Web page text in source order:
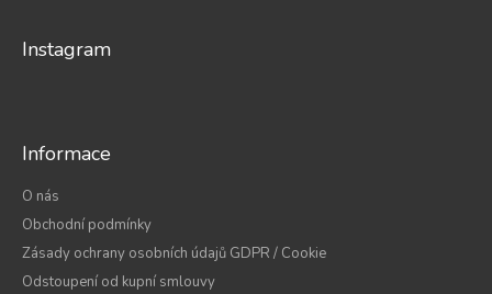
Instagram
Informace
O nás
Obchodní podmínky
Zásady ochrany osobních údajů GDPR / Cookie
Odstoupení od kupní smlouvy